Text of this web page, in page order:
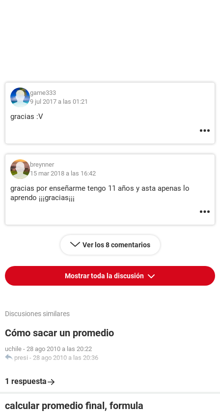
game333
9 jul 2017 a las 01:21
gracias :V
breynner
15 mar 2018 a las 16:42
gracias por enseñarme tengo 11 años y asta apenas lo
aprendo ¡¡¡gracias¡¡¡
Ver los 8 comentarios
Mostrar toda la discusión
Discusiones similares
Cómo sacar un promedio
uchile - 28 ago 2010 a las 20:22
presi - 28 ago 2010 a las 20:36
1 respuesta
calcular promedio final, formula